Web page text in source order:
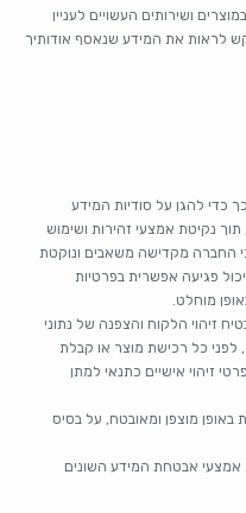
ושירותים העשויים לעניין
לראות את המידע שנאסף אודותיך
כדי להגן על סודיות המידע
נקיטת אמצעי זהירות ושימוש
החברה מקדישה משאבים ונוקטת
פגיעה אפשרית בפרטיות
מוחלט.
זיהוי הלקוח והצפנה של נתוני
לפני כל רכישת מוצר או קבלת
זיהוי אישיים כתנאי למתן
מוצפן ומאובטח, על בסיס
אבטחת המידע השונים